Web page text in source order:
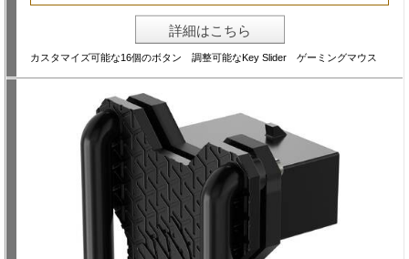
詳細はこちら
カスタマイズ可能な16個のボタン 調整可能なKey Slider ゲーミングマウス